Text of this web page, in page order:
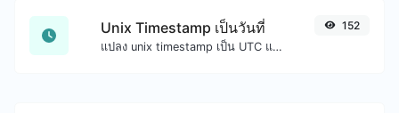
Unix Timestamp เป็นวันที่
แปลง unix timestamp เป็น UTC และวันที่ท้องถิ่นของคุณ
152